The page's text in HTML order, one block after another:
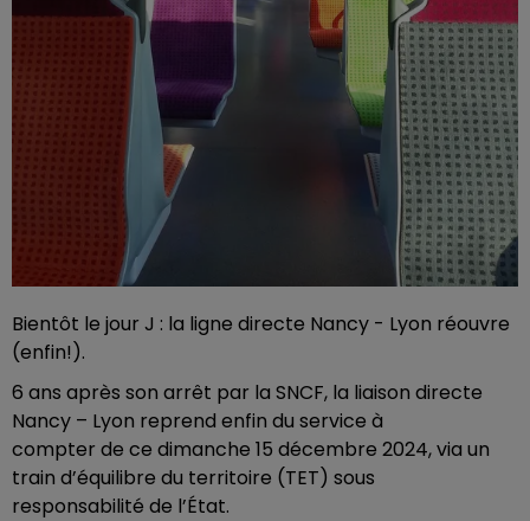
Bientôt le jour J : la ligne directe Nancy - Lyon réouvre
(enfin!).
6 ans après son arrêt par la SNCF, la liaison directe
Nancy – Lyon reprend enfin du service à
compter de ce dimanche 15 décembre 2024, via un
train d’équilibre du territoire (TET) sous
responsabilité de l’État.